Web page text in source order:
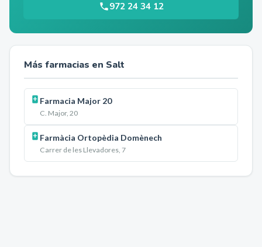
972 24 34 12
Más farmacias en Salt
Farmacia Major 20
C. Major, 20
Farmàcia Ortopèdia Domènech
Carrer de les Llevadores, 7